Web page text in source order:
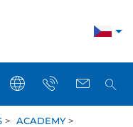
> ACADEMY>